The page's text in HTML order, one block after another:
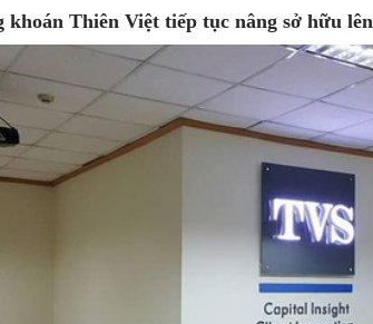
khoán Thiên Việt tiếp tục nâng sở hữu